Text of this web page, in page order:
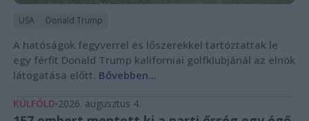
USA Donald Trump
A hatóságok fegyverrel és lőszerekkel tartóztattak le
egy férfit Donald Trump kaliforniai golfklubjánál az elnök
látogatása előtt. Bővebben...
KÜLFÖLD 2026. augusztus 4.